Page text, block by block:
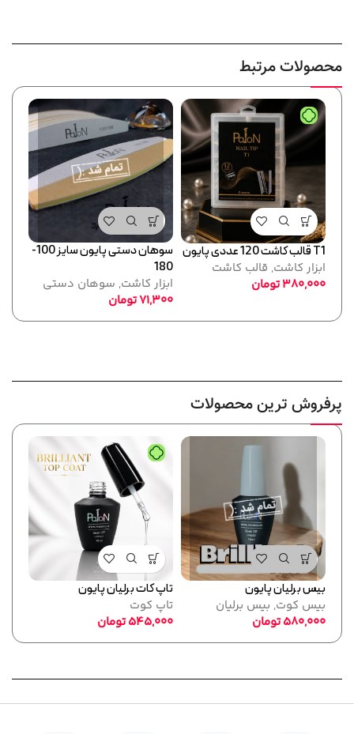
محصولات مرتبط
T1 قالب کاشت 120 عددی پایون
ابزار کاشت, قالب کاشت
380,000تومان
سوهان دستی پایون سایز 100-
180
ابزار کاشت, سوهان دستی
71,300تومان
پرفروش ترین محصولات
بیس برلیان پایون
بیس کوت, بیس برلیان
580,000تومان
تاپ کات برلیان پایون
تاپ کوت
545,000تومان